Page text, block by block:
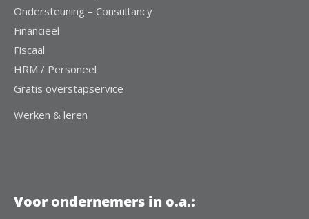
Ondersteuning – Consultancy
Financieel
Fiscaal
HRM / Personeel
Gratis overstapservice
Werken & leren
Voor ondernemers in o.a.: